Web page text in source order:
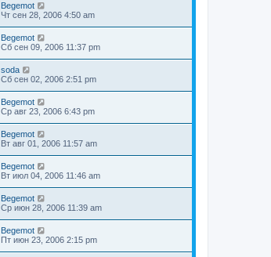
Begemot
Чт сен 28, 2006 4:50 am
Begemot
Сб сен 09, 2006 11:37 pm
soda
Сб сен 02, 2006 2:51 pm
Begemot
Ср авг 23, 2006 6:43 pm
Begemot
Вт авг 01, 2006 11:57 am
Begemot
Вт июл 04, 2006 11:46 am
Begemot
Ср июн 28, 2006 11:39 am
Begemot
Пт июн 23, 2006 2:15 pm